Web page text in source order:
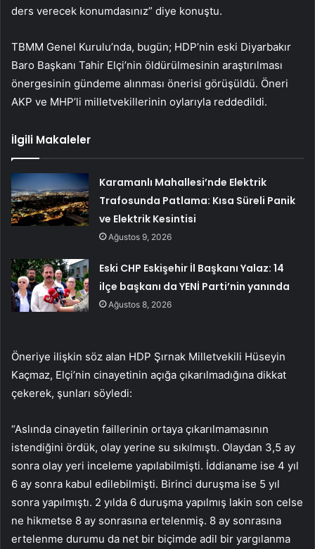
ders verecek konumdasınız” diye konuştu.
TBMM Genel Kurulu’nda, bugün; HDP’nin eski Diyarbakır
Baro Başkanı Tahir Elçi’nin öldürülmesinin araştırılması
önergesinin gündeme alınması önerisi görüşüldü. Öneri
AKP ve MHP’li milletvekillerinin oylarıyla reddedildi.
İlgili Makaleler
Karamanlı Mahallesi’nde Elektrik
Trafosunda Patlama: Kısa Süreli Panik
ve Elektrik Kesintisi
Ağustos 9, 2026
Eski CHP Eskişehir İl Başkanı Yalaz: 14
ilçe başkanı da YENİ Parti’nin yanında
Ağustos 8, 2026
Öneriye ilişkin söz alan HDP Şırnak Milletvekili Hüseyin
Kaçmaz, Elçi’nin cinayetinin açığa çıkarılmadığına dikkat
çekerek, şunları söyledi:
“Aslında cinayetin faillerinin ortaya çıkarılmamasının
istendiğini ördük, olay yerine su sıkılmıştı. Olaydan 3,5 ay
sonra olay yeri inceleme yapılabilmişti. İddianame ise 4 yıl
6 ay sonra kabul edilebilmişti. Birinci duruşma ise 5 yıl
sonra yapılmıştı. 2 yılda 6 duruşma yapılmış lakin son celse
ne hikmetse 8 ay sonrasına ertelenmiş. 8 ay sonrasına
ertelenme durumu da net bir biçimde adil bir yargılanma